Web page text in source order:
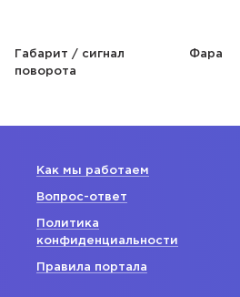
Габарит / сигнал
поворота
Фара
Как мы работаем
Вопрос-ответ
Политика
конфиденциальности
Правила портала